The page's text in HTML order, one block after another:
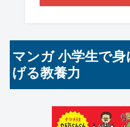
マンガ 小学生で
げる教養力